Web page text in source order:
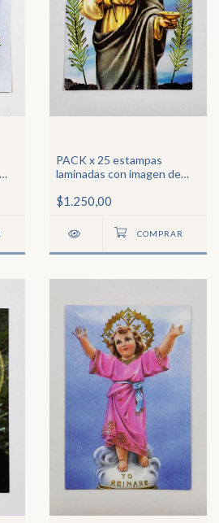
PACK x 25 estampas
laminadas con imagen de
$1.250,00